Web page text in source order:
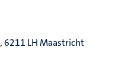
, 6211 LH Maastricht